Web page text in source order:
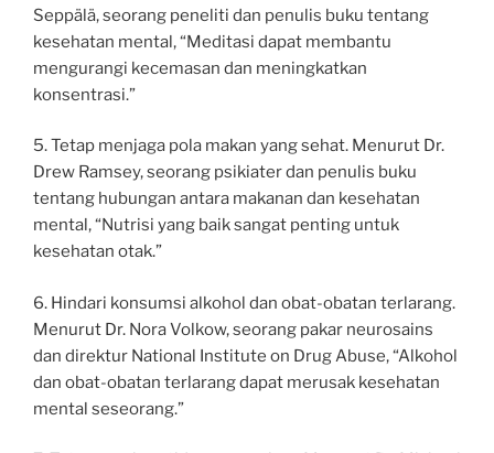
Seppälä, seorang peneliti dan penulis buku tentang
kesehatan mental, “Meditasi dapat membantu
mengurangi kecemasan dan meningkatkan
konsentrasi.”
5. Tetap menjaga pola makan yang sehat. Menurut Dr.
Drew Ramsey, seorang psikiater dan penulis buku
tentang hubungan antara makanan dan kesehatan
mental, “Nutrisi yang baik sangat penting untuk
kesehatan otak.”
6. Hindari konsumsi alkohol dan obat-obatan terlarang.
Menurut Dr. Nora Volkow, seorang pakar neurosains
dan direktur National Institute on Drug Abuse, “Alkohol
dan obat-obatan terlarang dapat merusak kesehatan
mental seseorang.”